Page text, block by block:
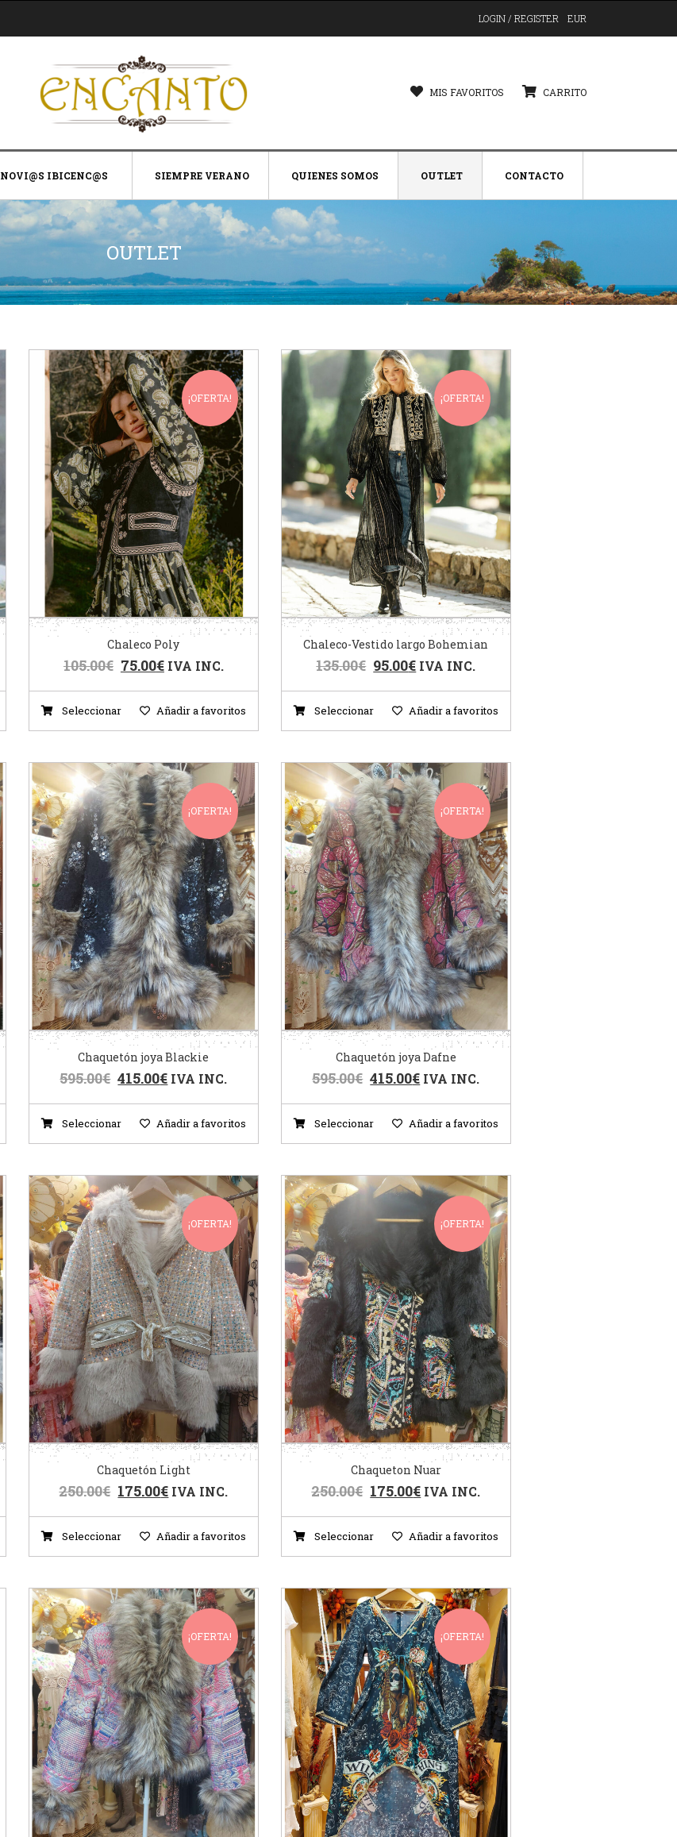
LOGIN / REGISTER EUR
MIS FAVORITOS CARRITO
NOVI@S IBICENC@S SIEMPRE VERANO QUIENES SOMOS OUTLET CONTACTO
OUTLET
¡OFERTA!
Chaleco Poly
105.00€ 75.00€ IVA INC.
Seleccionar Añadir a favoritos
¡OFERTA!
Chaleco-Vestido largo Bohemian
135.00€ 95.00€ IVA INC.
Seleccionar Añadir a favoritos
¡OFERTA!
Chaquetón joya Blackie
595.00€ 415.00€ IVA INC.
Seleccionar Añadir a favoritos
¡OFERTA!
Chaquetón joya Dafne
595.00€ 415.00€ IVA INC.
Seleccionar Añadir a favoritos
¡OFERTA!
Chaquetón Light
250.00€ 175.00€ IVA INC.
Seleccionar Añadir a favoritos
¡OFERTA!
Chaqueton Nuar
250.00€ 175.00€ IVA INC.
Seleccionar Añadir a favoritos
¡OFERTA! ¡OFERTA!